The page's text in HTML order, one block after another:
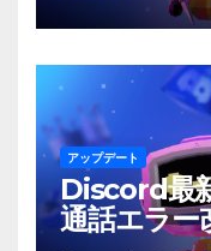
アップデート
Discord最
通話エラー